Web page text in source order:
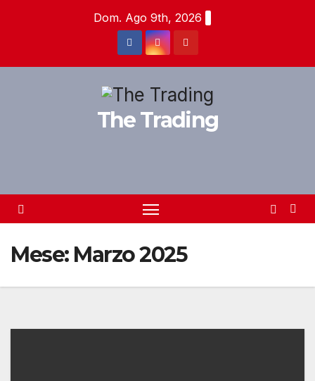
Dom. Ago 9th, 2026
The Trading
Mese: Marzo 2025